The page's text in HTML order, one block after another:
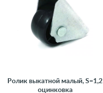
Ролик выкатной малый, S=1,2
оцинковка